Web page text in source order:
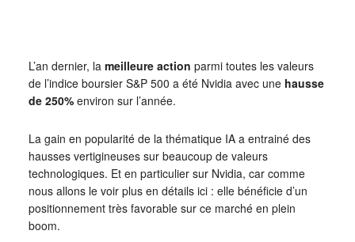
L’an dernier, la meilleure action parmi toutes les valeurs
de l’indice boursier S&P 500 a été Nvidia avec une hausse
de 250%environ sur l’année.
La gain en popularité de la thématique IA a entrainé des
hausses vertigineuses sur beaucoup de valeurs
technologiques. Et en particulier sur Nvidia, car comme
nous allons le voir plus en détails ici : elle bénéficie d’un
positionnement très favorable sur ce marché en plein
boom.